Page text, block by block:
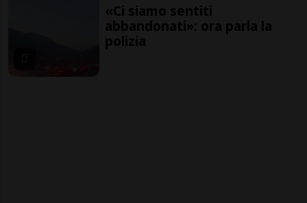
«Ci siamo sentiti
abbandonati»: ora parla la
polizia